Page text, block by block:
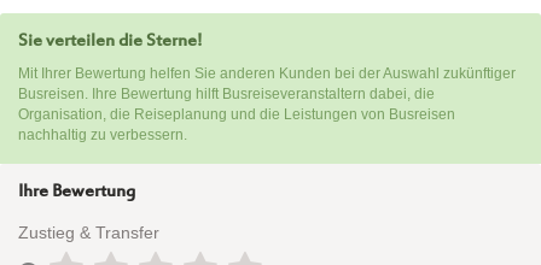
Sie verteilen die Sterne!
Mit Ihrer Bewertung helfen Sie anderen Kunden bei der Auswahl zukünftiger
Busreisen. Ihre Bewertung hilft Busreiseveranstaltern dabei, die
Organisation, die Reiseplanung und die Leistungen von Busreisen
nachhaltig zu verbessern.
Ihre Bewertung
Zustieg & Transfer